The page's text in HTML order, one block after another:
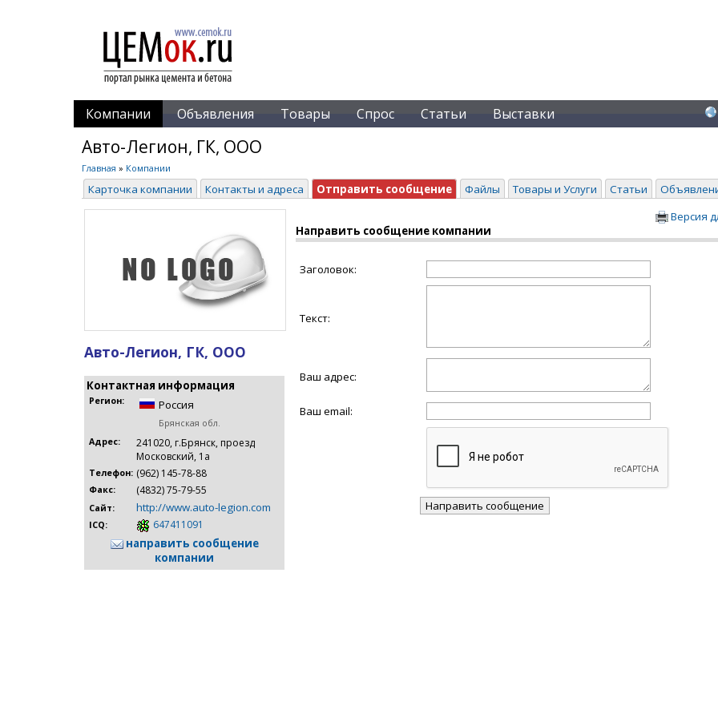
Компании Объявления Товары Спрос Статьи Выставки
Авто-Легион, ГК, ООО
Главная » Компании
Карточка компании Контакты и адреса Отправить сообщение Файлы Товары и Услуги Статьи
Авто-Легион, ГК, ООО
Контактная информация
Регион: Россия
Брянская обл.
Адрес:
241020, г.Брянск, проезд
Московский, 1а
Телефон: (962) 145-78-88
Факс: (4832) 75-79-55
Сайт: http://www.auto-legion.com
ICQ: 647411091
направить сообщение
компании
Версия
Направить сообщение компании
Заголовок:
Текст:
Ваш адрес:
Ваш email: